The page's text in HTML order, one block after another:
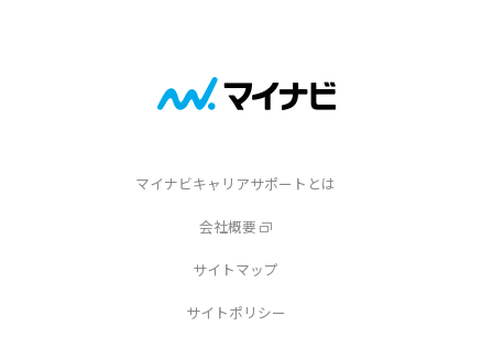
マイナビキャリアサポートとは
会社概要
サイトマップ
サイトポリシー